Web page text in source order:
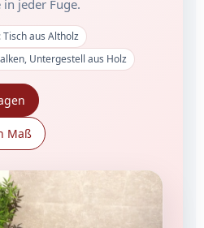
jeder Fuge.
aus Altholz
Untergestell aus Holz
Maß